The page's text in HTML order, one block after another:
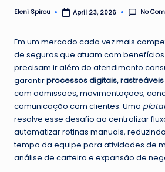
Posted
Eleni Spirou April 23, 2026 No
Em um mercado cada vez mais
de seguros que atuam com
precisam ir além do atendimento
garantirprocessos digitais,
com admissões, movimentações,
comunicação com clientes. Uma
resolve esse desafio ao centralizar
automatizar rotinas manuais,
tempo da equipe para atividades de
análise de carteira e expansão de